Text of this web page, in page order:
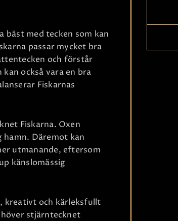
bäst med tecken som kan
passar mycket bra
och förstår
också vara en bra
Fiskarnas
Fiskarna. Oxen
hamn. Däremot kan
utmanande, eftersom
känslomässig
kreativt och kärleksfullt
stjärntecknet